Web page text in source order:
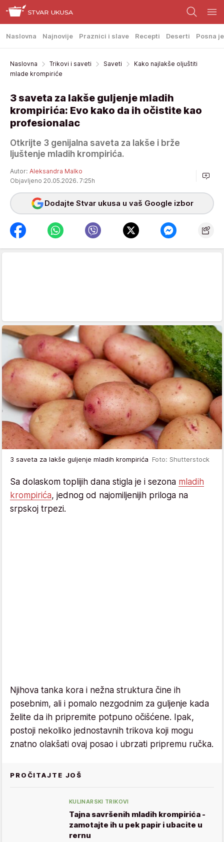
Naslovna Najnovije Praznici i slave Recepti Deserti Posna
Naslovna Trikovi i saveti Saveti
Kako najlakše oljuštiti
mlade krompiriće
3 saveta za lakše guljenje mladih
krompirića: Evo kako da ih očistite kao
profesionalac
Otkrijte 3 genijalna saveta za lakše i brže
ljuštenje mladih krompirića.
Autor: Aleksandra Malko
Objavljeno 20.05.2026. 7:25h
Dodajte Stvar ukusa u vaš Google izbor
3 saveta za lakše guljenje mladih krompirića Foto: Shutterstock
Sa dolaskom toplijih dana stigla je i sezona mladih
krompirića, jednog od najomiljenijih priloga na
srpskoj trpezi.
Njihova tanka kora i nežna struktura čine ih
posebnim, ali i pomalo nezgodnim za guljenje kada
želite da ih pripremite potpuno očišćene. Ipak,
postoji nekoliko jednostavnih trikova koji mogu
znatno olakšati ovaj posao i ubrzati pripremu ručka.
PROČITAJTE JOŠ
KULINARSKI TRIKOVI
Tajna savršenih mladih krompirića -
zamotajte ih u pek papir i ubacite u
rernu